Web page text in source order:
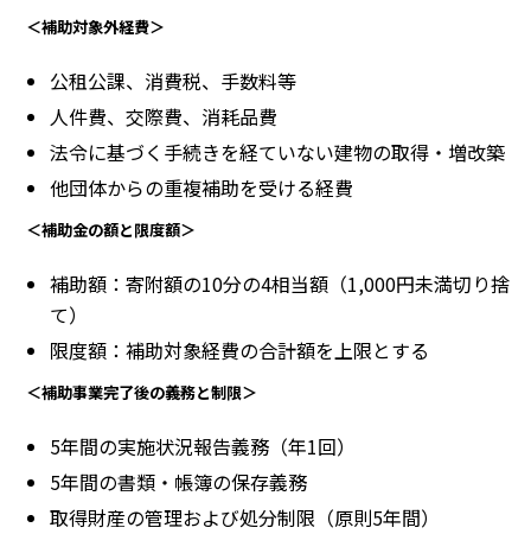
＜補助対象外経費＞
公租公課、消費税、手数料等
人件費、交際費、消耗品費
法令に基づく手続きを経ていない建物の取得・増改築
他団体からの重複補助を受ける経費
＜補助金の額と限度額＞
補助額：寄附額の10分の4相当額（1,000円未満切り捨
て）
限度額：補助対象経費の合計額を上限とする
＜補助事業完了後の義務と制限＞
5年間の実施状況報告義務（年1回）
5年間の書類・帳簿の保存義務
取得財産の管理および処分制限（原則5年間）